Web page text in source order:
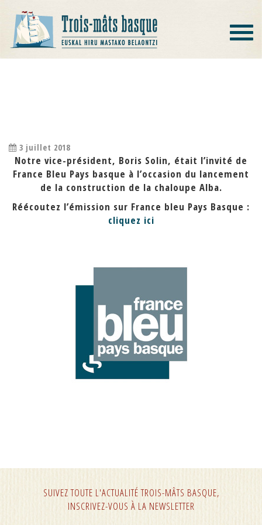
Toggle
3 juillet 2018
Notre vice-président, Boris Solin, était l’invité de
France Bleu Pays basque à l’occasion du lancement
de la construction de la chaloupe Alba.
Réécoutez l’émission sur France bleu Pays Basque :
cliquez ici
SUIVEZ TOUTE L'ACTUALITÉ TROIS-MÂTS BASQUE,
INSCRIVEZ-VOUS À LA NEWSLETTER